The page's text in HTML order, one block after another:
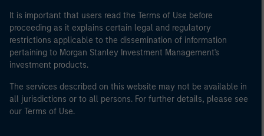
It is important that users read the Terms of Use before
proceeding as it explains certain legal and regulatory
restrictions applicable to the dissemination of information
pertaining to Morgan Stanley Investment Management's
investment products.
The services described on this website may not be available in
all jurisdictions or to all persons. For further details, please see
our Terms of Use.